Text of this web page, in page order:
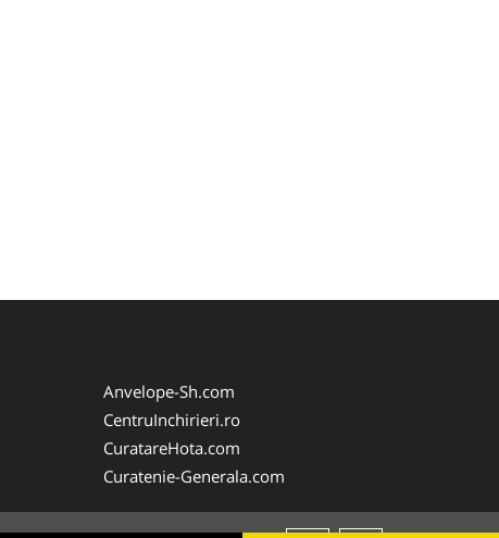
Anvelope-Sh.com
CentruInchirieri.ro
CuratareHota.com
Curatenie-Generala.com